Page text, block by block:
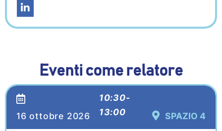
Eventi come relatore
16 ottobre 2026
10:30-
13:00
SPAZIO 4